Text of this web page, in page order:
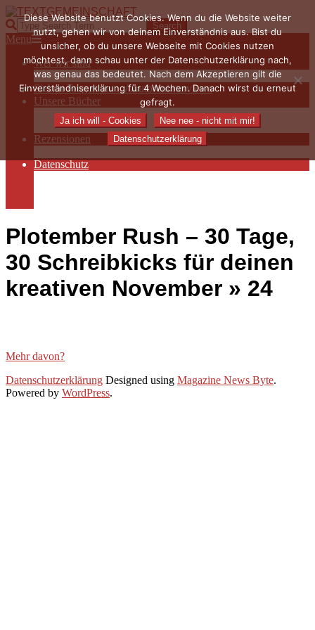
Skip
to
content
TEXTGEMEINSCHAFT
Search
Primary
Navigation
Menu
Menu
Wer wir sind
Die Hauptakteurinnen
Sieben Fragen an… / Autoreninterviews
Unsere Bücher
Autorenservices
Autorenprofile
Rezensionen
Datenschutz
Plotember Rush – 30 Tage,
30 Schreibkicks für deinen
kreativen November » 24
Mehr davon?
2025-
11-
Datenschutzerklärung Designed using Magazine News Byte.
Powered by WordPress.
Diese Website benutzt Cookies. Wenn du die Website weiter
nutzt, gehen wir von deinem Einverständnis aus. Bist du
unsicher, ob du unsere Webseite mit Cookies nutzen
möchtest, dann schau unter der Datenschutzerklärung nach,
was genau das bedeutet. Nach dem Akzeptieren gilt die
Einverständniserklärung für 4 Wochen. Danach wirst du erneut
gefragt.
Ja ich will - Cookies
Nee nee - nicht mit mir!
Datenschutzerklärung